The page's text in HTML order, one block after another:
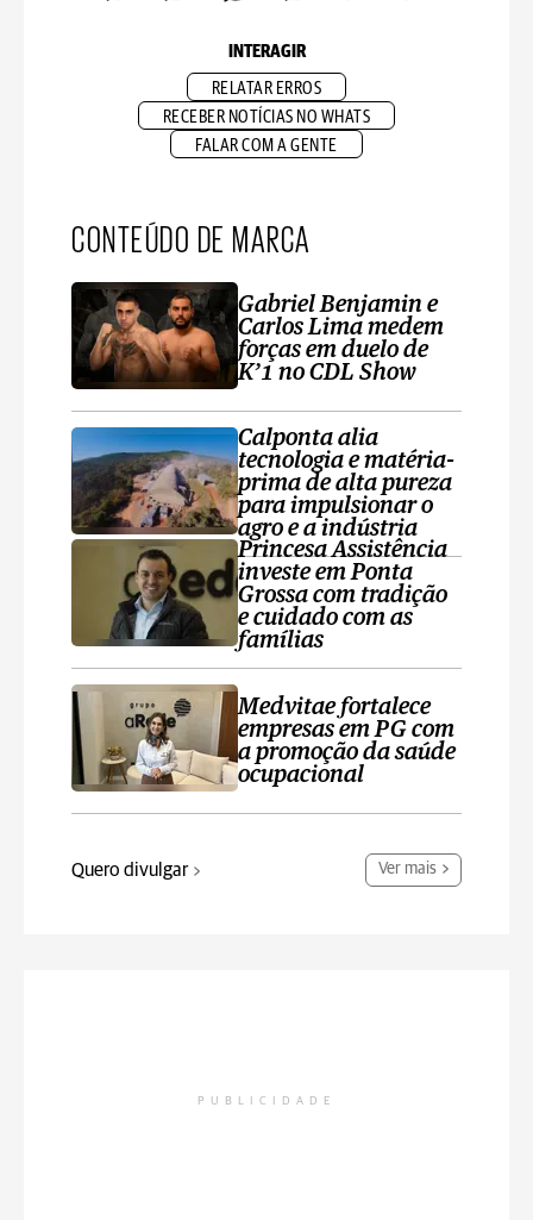
INTERAGIR
RELATAR ERROS
RECEBER NOTÍCIAS NO WHATS
FALAR COM A GENTE
CONTEÚDO DE MARCA
Gabriel Benjamin e
Carlos Lima medem
forças em duelo de
K’1 no CDL Show
Calponta alia
tecnologia e matéria-
prima de alta pureza
para impulsionar o
agro e a indústria
Princesa Assistência
investe em Ponta
Grossa com tradição
e cuidado com as
famílias
Medvitae fortalece
empresas em PG com
a promoção da saúde
ocupacional
Quero divulgar Ver mais
PUBLICIDADE